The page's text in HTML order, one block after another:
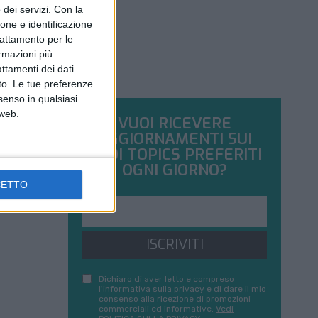
servizi. Con la
e identificazione
per le
più
dei dati
Le tue preferenze
in qualsiasi
VUOI RICEVERE
AGGIORNAMENTI SUI
TUOI TOPICS PREFERITI
OGNI GIORNO?
ISCRIVITI
Dichiaro di aver letto e compreso
l'informativa sulla privacy e di dare il mio
consenso alla ricezione di promozioni
commerciali ed informative. Vedi